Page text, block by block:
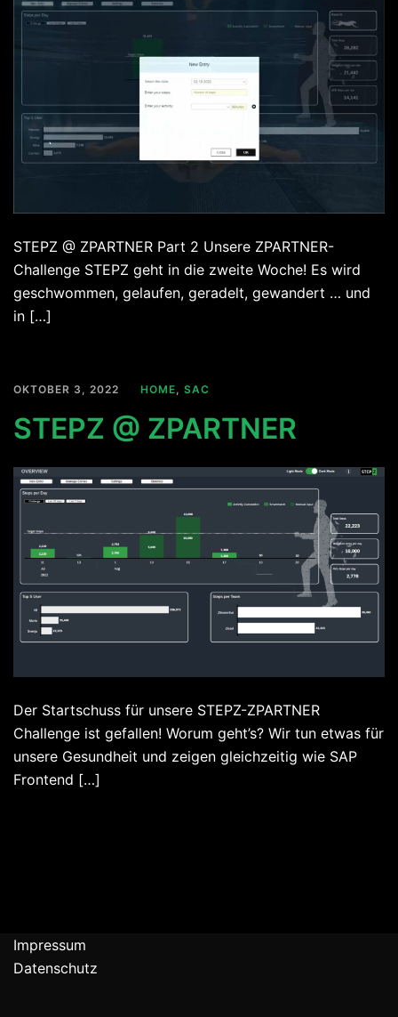
STEPZ @ ZPARTNER Part 2 Unsere ZPARTNER-
Challenge STEPZ geht in die zweite Woche! Es wird
geschwommen, gelaufen, geradelt, gewandert … und
in […]
OKTOBER 3, 2022 HOME, SAC
STEPZ @ ZPARTNER
Der Startschuss für unsere STEPZ-ZPARTNER
Challenge ist gefallen! Worum geht’s? Wir tun etwas für
unsere Gesundheit und zeigen gleichzeitig wie SAP
Frontend […]
Impressum
Datenschutz